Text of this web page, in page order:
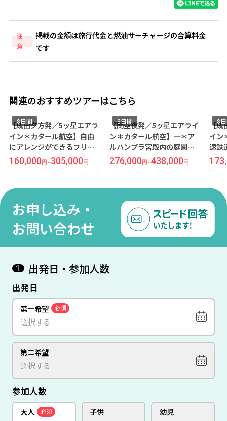
注
意
掲載の金額は旅行代金と燃油サーチャージの合算料金
です
関連のおすすめツアーはこちら
【成田夕方発／5ッ星エアラ
イン＊カタール航空】自由
にアレンジができるフリー
プラン◆世界遺産が集まる
街＜バルセロナ＞8日間（価
8日間
160,000円~305,000円
【関空夜発／5ッ星エアライ
ン＊カタール航空】―＊ア
ルハンブラ宮殿内の庭園で
過ごす＊グラナダのパラド
ール宿泊＊―◆スペイン3都
ナダ×バルセロナ＞8日間
8日間
276,000円~438,000円
【
イン
速鉄
周遊
ロ
8
お申し込み・
お問い合わせ
1 出発日・参加人数
出発日
第一希望 必須
第二希望
参加人数
大人 必須 子供 幼児